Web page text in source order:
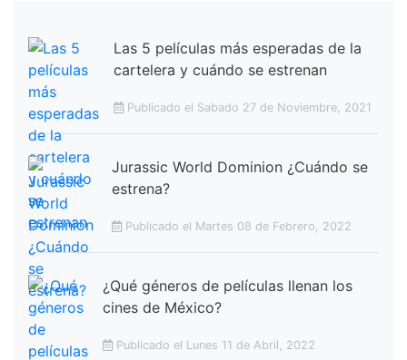
Las 5 películas más esperadas de la
cartelera y cuándo se estrenan
Publicado el Sabado 27 de Noviembre, 2021
Jurassic World Dominion ¿Cuándo se
estrena?
Publicado el Martes 08 de Febrero, 2022
¿Qué géneros de películas llenan los
cines de México?
Publicado el Lunes 11 de Abril, 2022